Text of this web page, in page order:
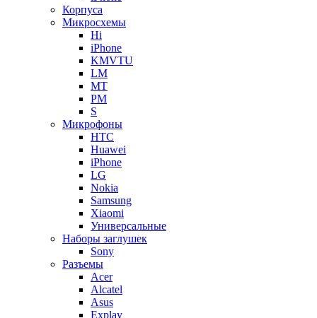
Корпуса
Микросхемы
Hi
iPhone
KMVTU
LM
MT
PM
S
Микрофоны
HTC
Huawei
iPhone
LG
Nokia
Samsung
Xiaomi
Универсальные
Наборы заглушек
Sony
Разъемы
Acer
Alcatel
Asus
Explay